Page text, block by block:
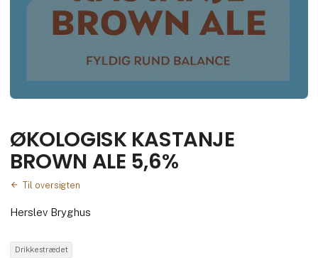
ØKOLOGISK KASTANJE
BROWN ALE 5,6%
Til oversigten
Herslev Bryghus
Drikkestrædet